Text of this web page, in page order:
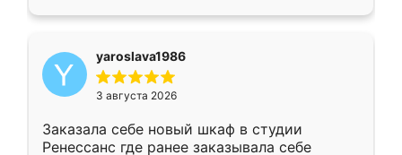
yaroslava1986
3 августа 2026
Заказала себе новый шкаф в студии
Ренессанс где ранее заказывала себе